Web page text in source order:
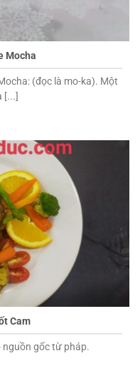
Mocha
(đọc là mo-ka). Một
[...]
Cam
nguồn gốc từ pháp.